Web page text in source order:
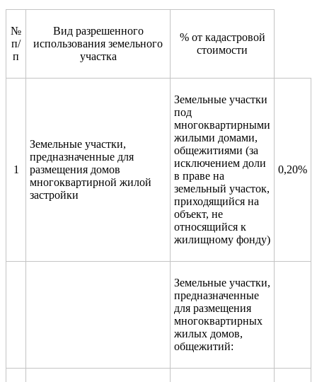
№
п/
п
Вид разрешенного
использования земельного
участка
% от кадастровой
стоимости
1
Земельные участки,
предназначенные для
размещения домов
многоквартирной жилой
застройки
Земельные участки
под
многоквартирными
жилыми домами,
общежитиями (за
исключением доли
в праве на
земельный участок,
приходящийся на
объект, не
относящийся к
жилищному фонду)
0,20%
Земельные участки,
предназначенные
для размещения
многоквартирных
жилых домов,
общежитий: